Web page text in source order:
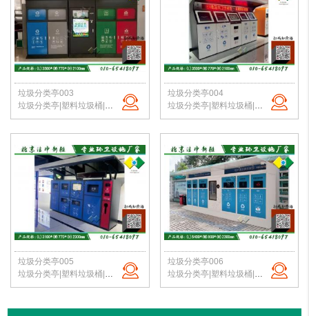
垃圾分类亭003
垃圾分类亭|塑料垃圾桶|户外垃圾站|公园垃圾桶|学校分类垃圾亭|北京垃圾桶厂家
垃圾分类亭004
垃圾分类亭|塑料垃圾桶|户外垃圾站|公园垃圾桶|学校分类垃圾亭|北京垃圾桶厂家
垃圾分类亭005
垃圾分类亭|塑料垃圾桶|户外垃圾站|公园垃圾桶|学校分类垃圾亭|北京垃圾桶厂家
垃圾分类亭006
垃圾分类亭|塑料垃圾桶|户外垃圾站|公园垃圾桶|学校分类垃圾亭|北京垃圾桶厂家